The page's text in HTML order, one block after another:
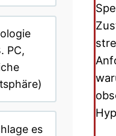
PC,
es